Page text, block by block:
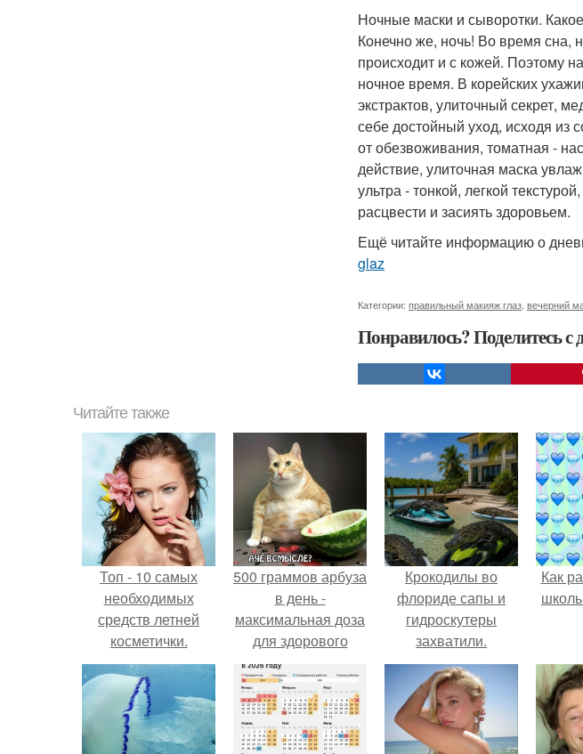
Ночные маски и сыворотки.
Конечно же, ночь! Во время сна,
происходит и с кожей. Поэтому
ночное время. В корейских
экстрактов, улиточный секрет,
себе достойный уход, исходя из
от обезвоживания, томатная -
действие, улиточная маска
ультра - тонкой, легкой
расцвести и засиять здоровьем.
Ещё читайте информацию о
glaz
Категории: правильный макияж глаз вечерний
Понравилось? Поделитесь с
Читайте также
Топ - 10 самых
необходимых
средств летней
косметички.
500 граммов арбуза
в день -
максимальная доза
для здорового
взрослого,
предупредили
врачи.
Крокодилы во
флориде сапы и
гидроскутеры
захватили.
Как